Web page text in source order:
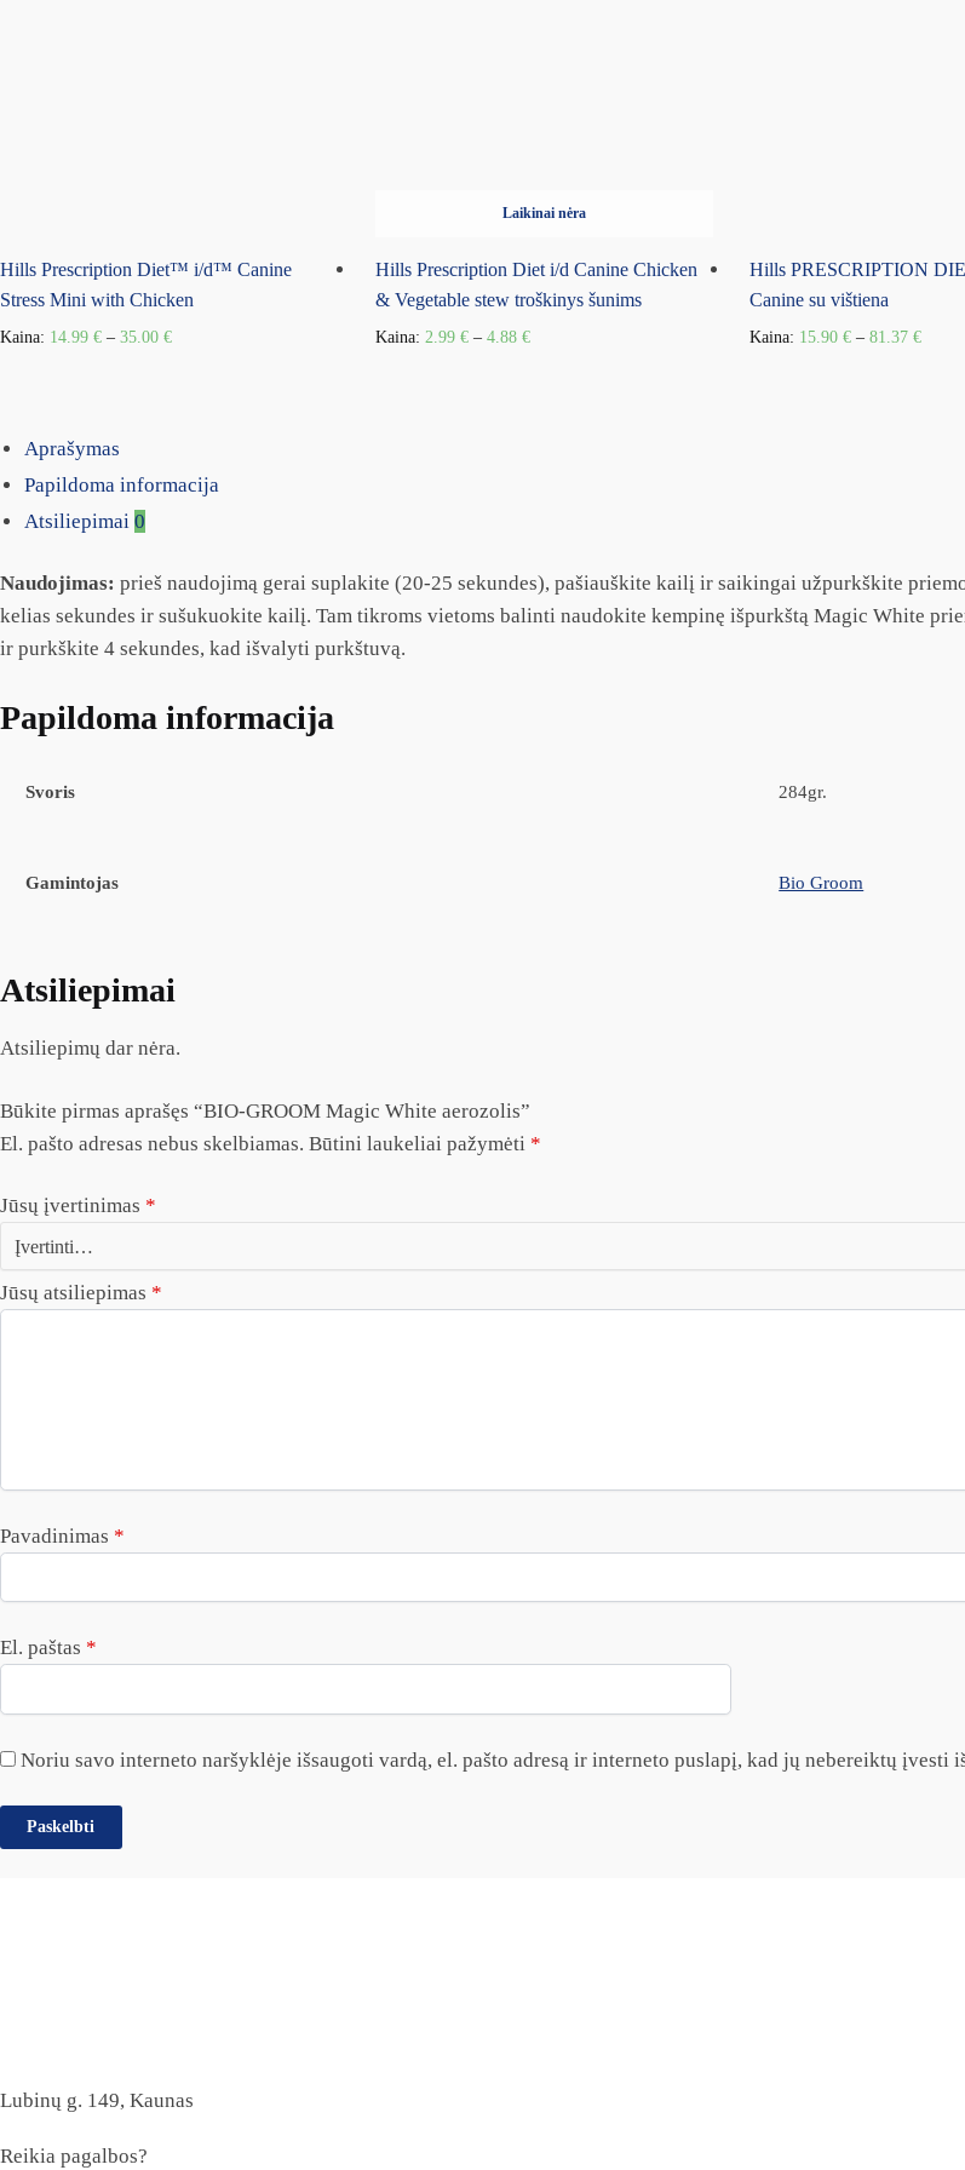
Hills Prescription Diet™ i/d™ Canine
Stress Mini with Chicken
Kaina: 14.99 € – 35.00 €
Laikinai nėra
Hills Prescription Diet i/d Canine Chicken
& Vegetable stew troškinys šunims
Kaina: 2.99 €– 4.88 €
Hills PRESCRIPTION
Canine su vištiena
Kaina: 15.90€ –81.37€
Aprašymas
Papildoma informacija
Atsiliepimai 0
Naudojimas: prieš naudojimą gerai suplakite (20-25 sekundes), pašiauškite kailį ir saikingai užpurkškite
kelias sekundes ir sušukuokite kailį. Tam tikroms vietoms balinti naudokite kempinę išpurkštą Magic White
ir purkškite 4 sekundes, kad išvalyti purkštuvą.
Papildoma informacija
Svoris 284gr.
Gamintojas Bio Groom
Atsiliepimai
Atsiliepimų dar nėra.
Būkite pirmas aprašęs “BIO-GROOM Magic White aerozolis”
El. pašto adresas nebus skelbiamas. Būtini laukeliai pažymėti *
Jūsų įvertinimas *
Jūsų atsiliepimas *
Pavadinimas *
El. paštas *
Noriu savo interneto naršyklėje išsaugoti vardą, el. pašto adresą ir interneto puslapį, kad jų nebereiktų įvesti
Lubinų g. 149, Kaunas
Reikia pagalbos?